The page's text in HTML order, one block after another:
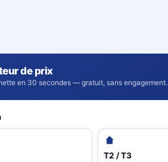
de prix
en 30 secondes — gratuit, sans engagement.
T2 / T3